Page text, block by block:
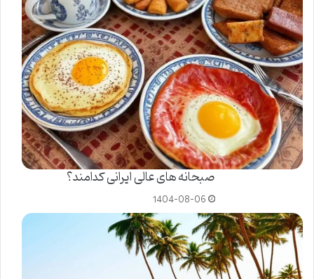
صبحانه های عالی ایرانی کدامند؟
1404-08-06